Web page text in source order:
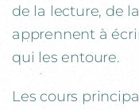
de la lecture, de
apprennent à
qui les entoure.
Les cours